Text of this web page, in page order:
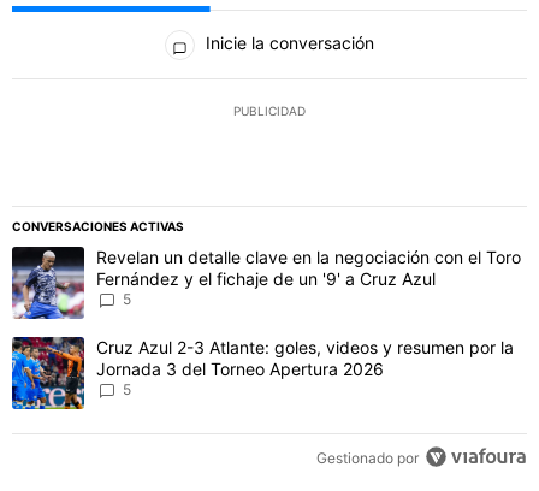
Todos los comentarios
Inicie la conversación
PUBLICIDAD
CONVERSACIONES ACTIVAS
Este listado muestra los artículos con más comentarios en los
Un artículo de tendencia con el título "Revelan un detalle clave
Revelan un detalle clave en la negociación con el Toro
Fernández y el fichaje de un '9' a Cruz Azul
5
Un artículo de tendencia con el título "Cruz Azul 2-3 Atlante:
Cruz Azul 2-3 Atlante: goles, videos y resumen por la
Jornada 3 del Torneo Apertura 2026
5
Gestionado por